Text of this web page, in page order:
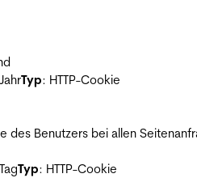
Typ: HTTP-Cookie
des Benutzers bei allen
Typ: HTTP-Cookie